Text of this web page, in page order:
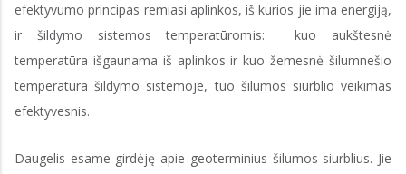
efektyvumo principas remiasi aplinkos, iš kurios jie ima energiją,
ir šildymo sistemos temperatūromis: kuo aukštesnė
temperatūra išgaunama iš aplinkos ir kuo žemesnė šilumnešio
temperatūra šildymo sistemoje, tuo šilumos siurblio veikimas
efektyvesnis.
Daugelis esame girdėję apie geoterminius šilumos siurblius. Jie